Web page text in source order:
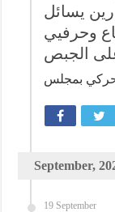
يسائل
وحرفيي
الجبص
September,
19 September